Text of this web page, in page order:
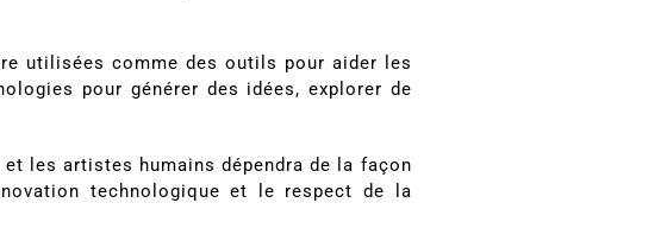
utilisées comme des outils pour aider les
pour générer des idées, explorer de
les artistes humains dépendra de la façon
technologique et le respect de la